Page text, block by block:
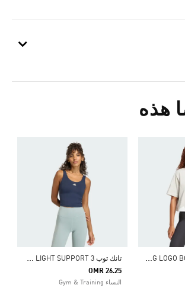
هذه
ت
يشيرت ESSENTIALS BIG LOGO BOYFRIEND ت
انك توب 3 STRIPES STUDIO ALL ME LIGHT SUPPORT
OMR 26.25
النساء Gym & Training